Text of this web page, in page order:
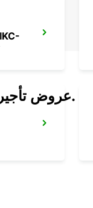
عروض تأجير السيارات وتأجير الشاحنات اليوم.